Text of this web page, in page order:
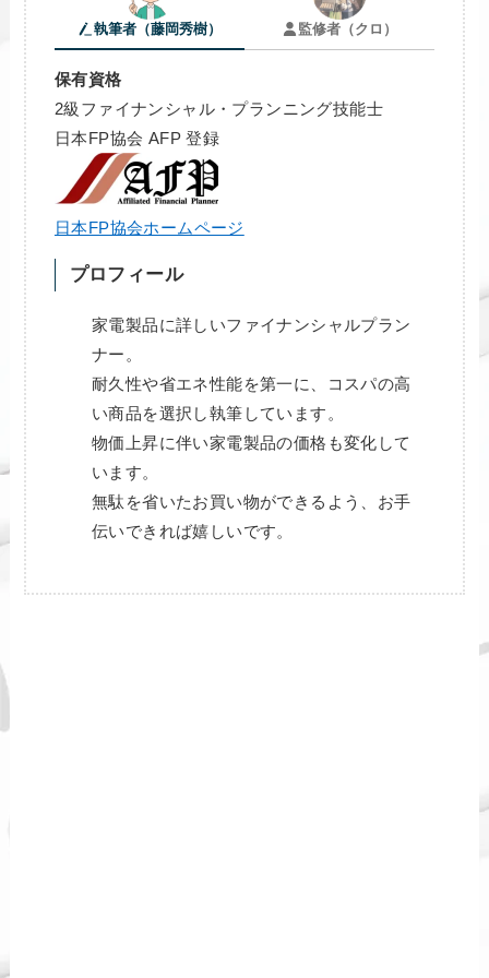
執筆者（藤岡秀樹） 監修者（クロ）
保有資格
2級ファイナンシャル・プランニング技能士
日本FP協会 AFP 登録
日本FP協会ホームページ
プロフィール
家電製品に詳しいファイナンシャルプラン
ナー。
耐久性や省エネ性能を第一に、コスパの高
い商品を選択し執筆しています。
物価上昇に伴い家電製品の価格も変化して
います。
無駄を省いたお買い物ができるよう、お手
伝いできれば嬉しいです。